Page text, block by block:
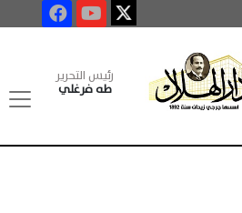
رئيس التحرير
طه فرغلي